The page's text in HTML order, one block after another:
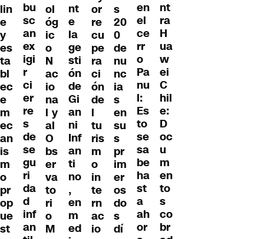
lin
e
y
es
ta
bl
ec
e
m
ec
an
is
m
o
pr
op
ue
st
bu
sc
an
ex
igi
r
ci
er
re
s
de
se
gu
ri
da
d
inf
an
ol
óg
ic
o
N
ac
io
na
l y
al
O
bs
er
va
to
ri
o
M
nt
e
la
ge
sti
ón
de
Gi
an
ni
Inf
an
ti
no
,
en
m
ed
or
re
cu
pe
ra
ci
ón
de
l
tu
ris
m
o
in
te
rn
ac
io
s
20
0
de
nu
nc
ia
s
en
su
s
pr
im
er
os
do
s
dí
en
el
ce
rr
o
Pa
nu
l:
Es
to
se
sa
be
ha
st
a
ah
or
nt
ra
H
ua
w
ei
C
hil
e:
D
oc
u
m
en
to
s
co
br